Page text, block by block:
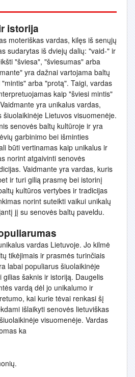
istorija
moteriškas vardas, kilęs iš senųjų
sudarytas iš dviejų dalių: "vaid-" ir
"šviesa", "šviesumas" arba
yra dažnai vartojama baltų
arba "protą". Taigi, vardas
kaip "šviesi mintis"
yra unikalus vardas,
Lietuvos visuomenėje.
senovės baltų kultūroje ir yra
garbinimo bei išminties
būti vertinamas kaip unikalus ir
norint atgaivinti senovės
Vaidmante yra vardas, kuris
ir turi gilią prasmę bei istorinį
kultūros vertybes ir tradicijas
norint suteikti vaikui unikalų
jį su senovės baltų paveldu.
vardas Lietuvoje. Jo kilmė
tikėjimais ir prasmės turinčiais
labai populiarus šiuolaikinėje
šaknis ir istoriją. Daugelis
vardą dėl jo unikalumo ir
kai kurie tėvai renkasi šį
išlaikyti senovės lietuviškas
visuomenėje. Vardas
ka